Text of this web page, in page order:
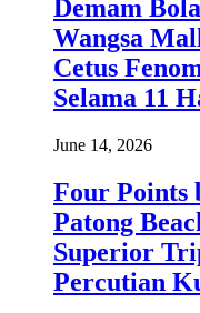
Demam
Wangsa
Cetus
Selama 11
June 14, 2026
Four Points
Patong
Superior
Percutian